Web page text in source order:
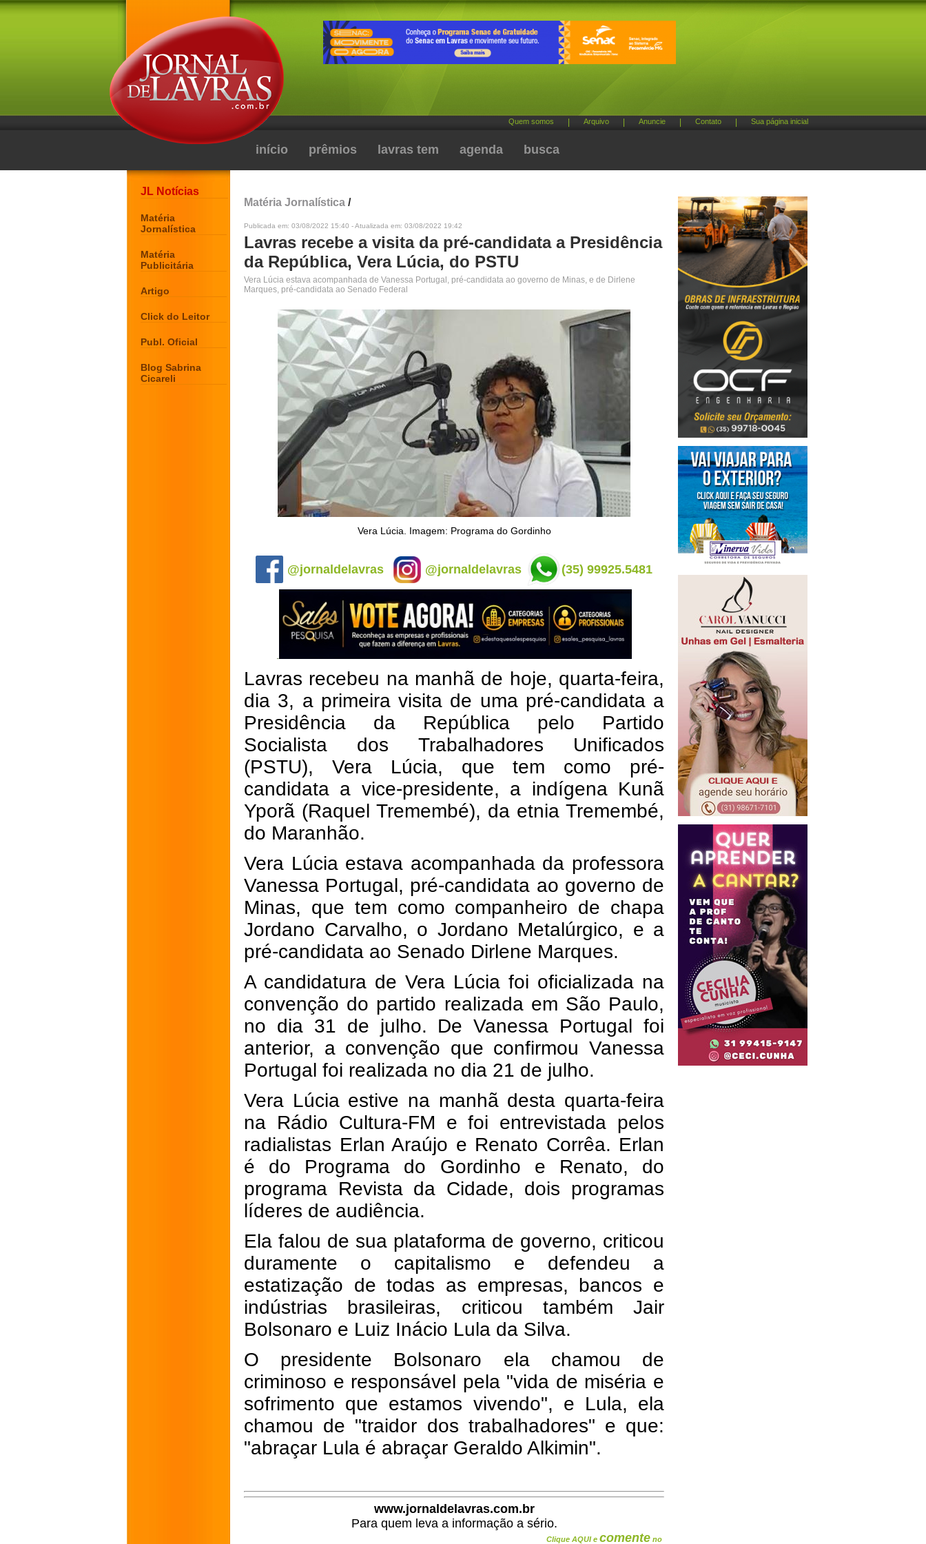
Quem somos Arquivo Anuncie Contato Sua página inicial
início prêmios lavras tem agenda busca
JL Notícias
Matéria
Jornalística
Matéria
Publicitária
Artigo
Click do Leitor
Publ. Oficial
Blog Sabrina
Cicareli
Matéria Jornalística /
Publicada em: 03/08/2022 15:40 - Atualizada em: 03/08/2022 19:42
Lavras recebe a visita da pré-candidata a Presidência
da República, Vera Lúcia, do PSTU
Vera Lúcia estava acompanhada de Vanessa Portugal, pré-candidata ao governo de Minas, e de Dirlene
Marques, pré-candidata ao Senado Federal
Vera Lúcia. Imagem: Programa do Gordinho
@jornaldelavras @jornaldelavras (35) 99925.5481
Lavras recebeu na manhã de hoje, quarta-feira,
dia 3, a primeira visita de uma pré-candidata a
Presidência da República pelo Partido
Socialista dos Trabalhadores Unificados
(PSTU), Vera Lúcia, que tem como pré-
candidata a vice-presidente, a indígena Kunã
Yporã (Raquel Tremembé), da etnia Tremembé,
do Maranhão.
Vera Lúcia estava acompanhada da professora
Vanessa Portugal, pré-candidata ao governo de
Minas, que tem como companheiro de chapa
Jordano Carvalho, o Jordano Metalúrgico, e a
pré-candidata ao Senado Dirlene Marques.
A candidatura de Vera Lúcia foi oficializada na
convenção do partido realizada em São Paulo,
no dia 31 de julho. De Vanessa Portugal foi
anterior, a convenção que confirmou Vanessa
Portugal foi realizada no dia 21 de julho.
Vera Lúcia estive na manhã desta quarta-feira
na Rádio Cultura-FM e foi entrevistada pelos
radialistas Erlan Araújo e Renato Corrêa. Erlan
é do Programa do Gordinho e Renato, do
programa Revista da Cidade, dois programas
líderes de audiência.
Ela falou de sua plataforma de governo, criticou
duramente o capitalismo e defendeu a
estatização de todas as empresas, bancos e
indústrias brasileiras, criticou também Jair
Bolsonaro e Luiz Inácio Lula da Silva.
O presidente Bolsonaro ela chamou de
criminoso e responsável pela "vida de miséria e
sofrimento que estamos vivendo", e Lula, ela
chamou de "traidor dos trabalhadores" e que:
"abraçar Lula é abraçar Geraldo Alkimin".
www.jornaldelavras.com.br
Para quem leva a informação a sério.
Clique AQUI e comente no